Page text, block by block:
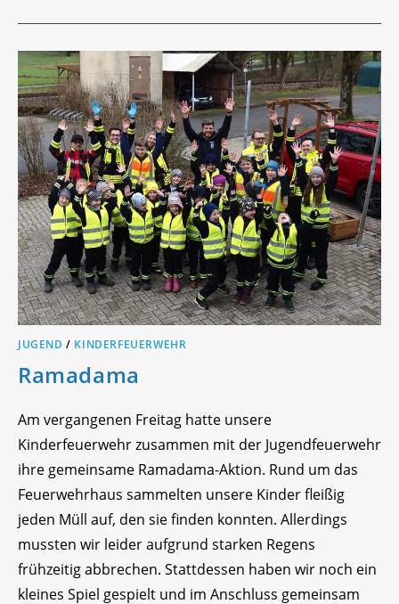
JUGEND / KINDERFEUERWEHR
Ramadama
Am vergangenen Freitag hatte unsere
Kinderfeuerwehr zusammen mit der Jugendfeuerwehr
ihre gemeinsame Ramadama-Aktion. Rund um das
Feuerwehrhaus sammelten unsere Kinder fleißig
jeden Müll auf, den sie finden konnten. Allerdings
mussten wir leider aufgrund starken Regens
frühzeitig abbrechen. Stattdessen haben wir noch ein
kleines Spiel gespielt und im Anschluss gemeinsam